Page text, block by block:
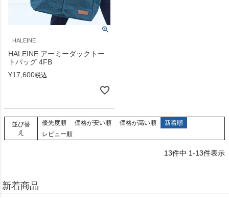
HALEINE
HALEINE アーミーダックトー
トバッグ 4FB
¥17,600税込
並び替
え
優先度順 価格が安い順 価格が高い順
新着順
レビュー順
13件中 1-13件表示
新着商品